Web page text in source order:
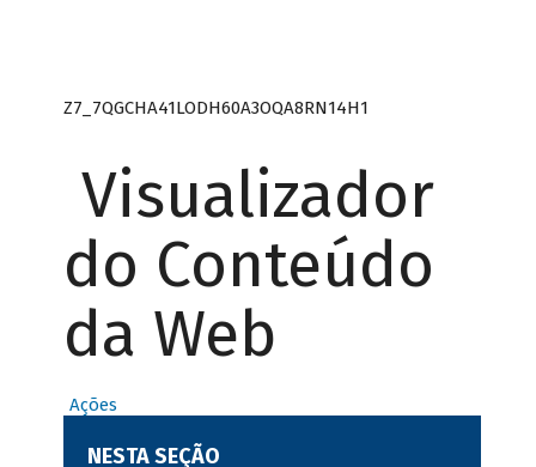
Z7_7QGCHA41LODH60A3OQA8RN14H1
Visualizador
do Conteúdo
da Web
Ações
NESTA SEÇÃO